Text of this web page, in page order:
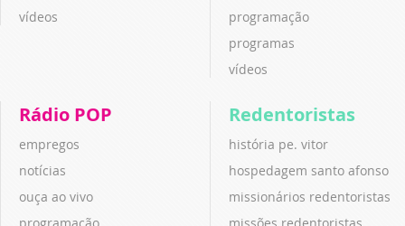
vídeos
programação
programas
vídeos
Rádio POP
empregos
notícias
ouça ao vivo
programação
Redentoristas
história pe. vitor
hospedagem santo afonso
missionários redentoristas
missões redentoristas